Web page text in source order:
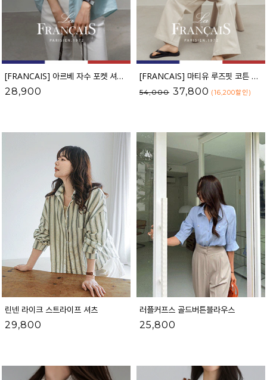
[FRANCAIS] 아르베 자수 포켓 셔츠_F6S259SH
28,900
[FRANCAIS] 마티유 루즈핏 코튼 스트라이프 셔츠_F6S223SH
54,000 37,800 (16,200할인 )
린넨 라이크 스트라이프 셔츠
29,800
러플커프스 골드버튼블라우스
25,800